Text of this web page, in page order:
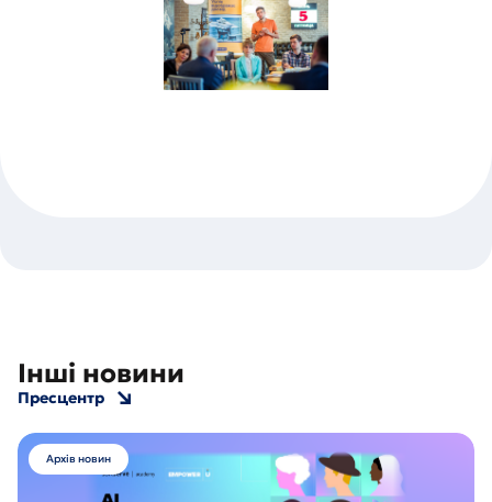
Інші новини
Пресцентр
Архів новин